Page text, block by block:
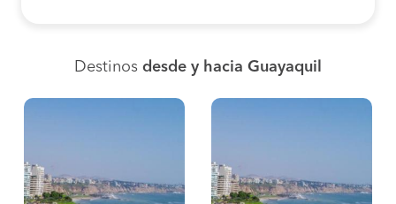
Destinos desde y hacia Guayaquil